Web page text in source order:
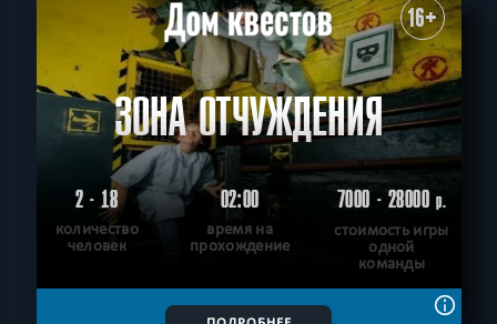
16+
ЗОНА ОТЧУЖДЕНИЯ
2 - 18
количество
человек
02:00
время на
прохождение
7000 - 28000р.
стоимость игры
одной
команды